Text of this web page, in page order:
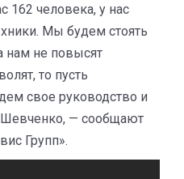
162 человека, у нас
Мы будем стоять
нам не повысят
то пусть
свое руководство и
Шевченко, — сообщают
Групп».